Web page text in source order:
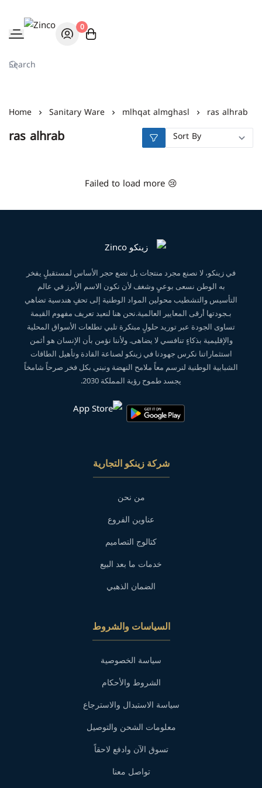
Zinco
0
Home Sanitary Ware mlhqat almghasl ras alhrab
ras alhrab
Failed to load more 😢
في زينكو، لا نصنع مجرد منتجات بل نضع حجر الأساس لمستقبلٍ يفخر
به الوطن نسعى بوعيٍ وشغف لأن نكون الاسم الأبرز في عالم
التأسيس والتشطيب محولين المواد الوطنية إلى تحفٍ هندسية تضاهي
بـجودتها أرقى المعايير العالمية.نحن هنا لنعيد تعريف مفهوم القيمة
تساوى الجودة عبر توريد حلولٍ مبتكرة تلبي تطلعات الأسواق المحلية
والإقليمية بذكاءٍ تنافسي لا يضاهى. ولأننا نؤمن بأن الإنسان هو أثمن
استثماراتنا نكرس جهودنا في زينكو لصناعة القادة وتأهيل الطاقات
الشبابية الوطنية لنرسم معاً ملامح النهضة ونبني بكل فخر صرحاً شامخاً
يجسد طموح رؤية المملكة 2030.
شركة زينكو التجارية
من نحن
عناوين الفروع
كتالوج التصاميم
خدمات ما بعد البيع
الضمان الذهبي
السياسات والشروط
سياسة الخصوصية
الشروط والأحكام
سياسة الاستبدال والاسترجاع
معلومات الشحن والتوصيل
تسوق الآن وادفع لاحقاً
تواصل معنا